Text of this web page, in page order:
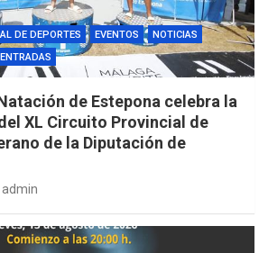
DE DEPORTES EVENTOS
NOTICIAS
de Estepona celebra la
XL Circuito Provincial de
de la Diputación de
admin